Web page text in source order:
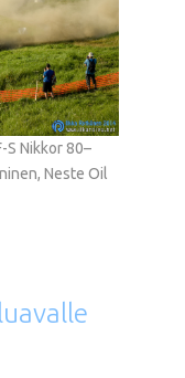
S Nikkor 80–
Neste Oil